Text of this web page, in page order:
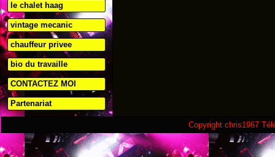
le chalet haag
vintage mecanic
chauffeur privee
bio du travaille
CONTACTEZ MOI
Partenariat
Copyright chris1967